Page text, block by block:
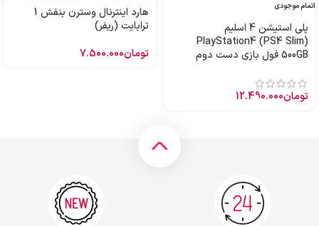
اتمام موجودی
پلی استیشن 4 اسلیم
PlayStation4 (PS4 Slim)
500GB فول بازی دست دوم
تومان12.490.000
هارد اینترنال وسترن بنفش 1
ترابایت (ریفر)
تومان7.500.000